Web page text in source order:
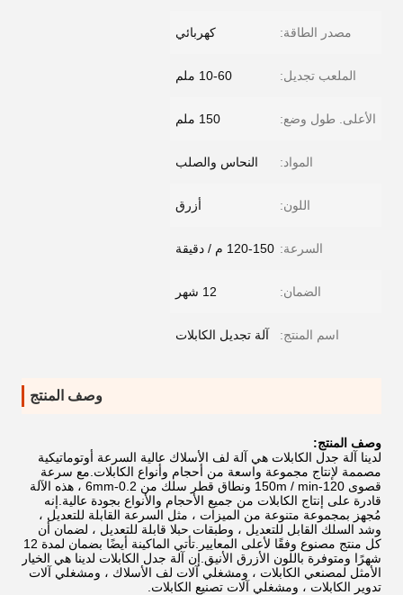
مصدر الطاقة: كهربائي
الملعب تجديل: 10-60 ملم
الأعلى. طول وضع: 150 ملم
المواد: النحاس والصلب
اللون: أزرق
السرعة: 120-150 م / دقيقة
الضمان: 12 شهر
اسم المنتج: آلة تجديل الكابلات
وصف المنتج
وصف المنتج:
لدينا آلة جدل الكابلات هي آلة لف الأسلاك عالية السرعة أوتوماتيكية
مصممة لإنتاج مجموعة واسعة من أحجام وأنواع الكابلات.مع سرعة
قصوى 120-150m / min ونطاق قطر سلك من 0.2-6mm ، هذه الآلة
قادرة على إنتاج الكابلات من جميع الأحجام والأنواع بجودة عالية.إنه
مُجهز بمجموعة متنوعة من الميزات ، مثل السرعة القابلة للتعديل ،
وشد السلك القابل للتعديل ، وطبقات حبلا قابلة للتعديل ، لضمان أن
كل منتج مصنوع وفقًا لأعلى المعايير.تأتي الماكينة أيضًا بضمان لمدة 12
شهرًا ومتوفرة باللون الأزرق الأنيق.إن آلة جدل الكابلات لدينا هي الخيار
الأمثل لمصنعي الكابلات ، ومشغلي آلات لف الأسلاك ، ومشغلي آلات
تدوير الكابلات ، ومشغلي آلات تصنيع الكابلات.